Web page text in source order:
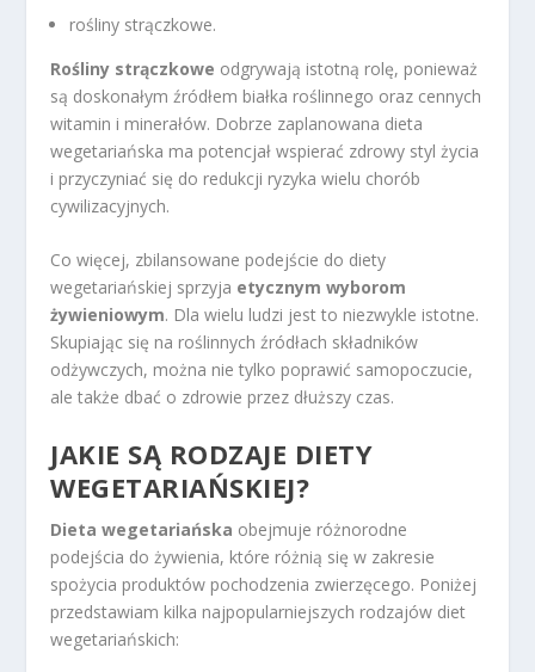
rośliny strączkowe.
Rośliny strączkowe odgrywają istotną rolę, ponieważ
są doskonałym źródłem białka roślinnego oraz cennych
witamin i minerałów. Dobrze zaplanowana dieta
wegetariańska ma potencjał wspierać zdrowy styl życia
i przyczyniać się do redukcji ryzyka wielu chorób
cywilizacyjnych.
Co więcej, zbilansowane podejście do diety
wegetariańskiej sprzyja etycznym wyborom
żywieniowym. Dla wielu ludzi jest to niezwykle istotne.
Skupiając się na roślinnych źródłach składników
odżywczych, można nie tylko poprawić samopoczucie,
ale także dbać o zdrowie przez dłuższy czas.
JAKIE SĄ RODZAJE DIETY
WEGETARIAŃSKIEJ?
Dieta wegetariańska obejmuje różnorodne
podejścia do żywienia, które różnią się w zakresie
spożycia produktów pochodzenia zwierzęcego. Poniżej
przedstawiam kilka najpopularniejszych rodzajów diet
wegetariańskich: